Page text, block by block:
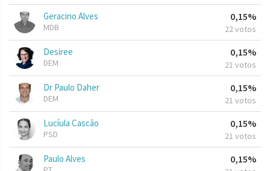
Geracino Alves
MDB
0,15%
22 votos
Desiree
DEM
0,15%
21 votos
Dr Paulo Daher
DEM
0,15%
21 votos
Lucíula Cascão
PSD
0,15%
21 votos
Paulo Alves 0,15%